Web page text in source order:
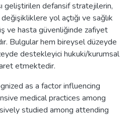
geliştirilen defansif stratejilerin,
yol açtığı ve sağlık
ve hasta güvenliğinde zafiyet
Bulgular hem bireysel düzeyde
destekleyici hukuki/kurumsal
etmektedir.
as a factor influencing
medical practices among
studied among attending